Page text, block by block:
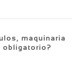
maquinaria
obligatorio?